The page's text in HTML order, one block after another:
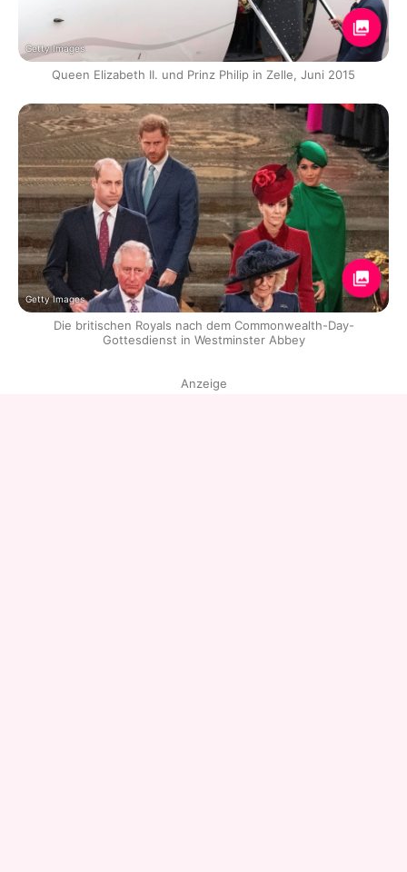
Getty Images
Queen Elizabeth II. und Prinz Philip in Zelle, Juni 2015
Getty Images
Die britischen Royals nach dem Commonwealth-Day-
Gottesdienst in Westminster Abbey
Anzeige